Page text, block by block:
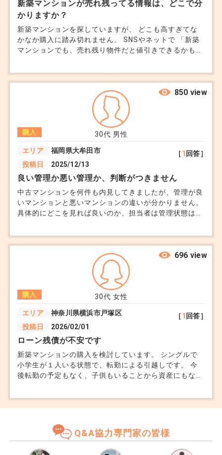
新築マンションが売れ残ってる情報は、どこで分
かりますか？
新築マンションを探していますが、 どこも高すぎてな
かなか購入に踏み切れません。 SNSやネットで 「新築
マンションでも、売れ残り物件だと値引きできるかも」
すか？
30代 男性
購入
エリア
福岡県大牟田市
投稿日
2025/12/13
［1回答］
850 view
良い管理か悪い管理か、判断がつきません
中古マンションを何件も内見してきましたが、管理が良
いマンションと悪いマンションの違いが分かりません。
具体的にどこを見れば良いのか、担当者は管理状態は良
30代 女性
購入
エリア
神奈川県横浜市戸塚区
投稿日
2026/02/01
［1 回答］
696 view
ローン残債が不安です
新築マンションの購入を検討しています。 シングルで
小学生が１人いる状態で、転勤による引越しです。 今
後転勤の予定もなく、子供もいることから資産にもなる
ションを購入しても、ずっと住み続ける予定はなく、子
ています。 そのため、売却時にローン残債を下回るリ
スクが不安な点があります。 駅近なのか？など場所に
よってもちろん資産価値は変わる思うのですが、そこま
Q&A協力専門家の皆様